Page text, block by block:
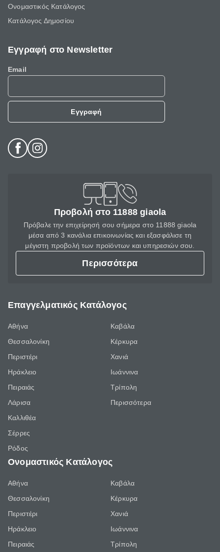
Ονομαστικός Κατάλογος
Κατάλογος Δημοσίου
Εγγραφή στο Newsletter
Email
Εγγραφή
Προβολή στο 11888 giaola
Πρόβαλε την επιχείρησή σου σήμερα στο 11888 giaola
μέσα από 3 κανάλια επικοινωνίας και εξασφάλισε τη
μέγιστη προβολή των προϊόντων και υπηρεσιών σου.
Περισσότερα
Επαγγελματικός Κατάλογος
Αθήνα
Θεσσαλονίκη
Περιστέρι
Ηράκλειο
Πειραιάς
Λάρισα
Καλλιθέα
Σέρρες
Ρόδος
Καβάλα
Κέρκυρα
Χανιά
Ιωάννινα
Τρίπολη
Περισσότερα
Ονομαστικός Κατάλογος
Αθήνα
Θεσσαλονίκη
Περιστέρι
Ηράκλειο
Πειραιάς
Καβάλα
Κέρκυρα
Χανιά
Ιωάννινα
Τρίπολη